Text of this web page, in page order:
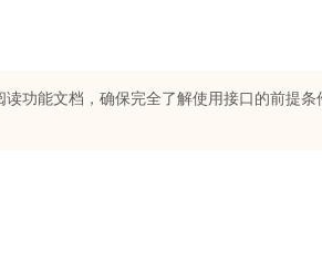
功能文档，确保完全了解使用接口的前提
大模型服务平台百炼-智能体 万有